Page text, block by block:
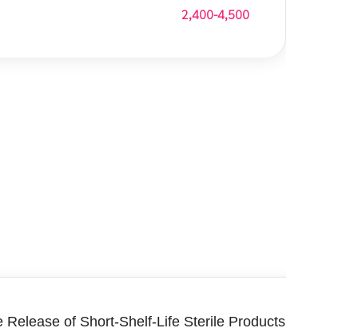
2,400-4,500
of Short-Shelf-Life Sterile Products